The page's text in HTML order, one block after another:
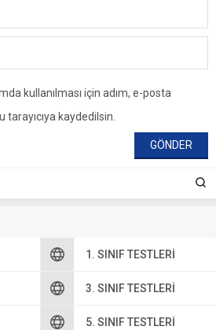
1. SINIF TESTLERI
3. SINIF TESTLERI
5. SINIF TESTLERI
kullanılması için adım, e-posta
kaydedilsin.